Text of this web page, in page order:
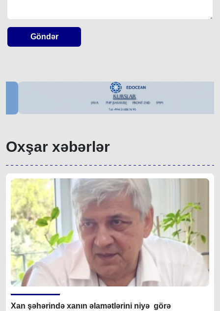
Göndər
Oxşar xəbərlər
Xan şəhərində xanın əlamətlərini niyə görə